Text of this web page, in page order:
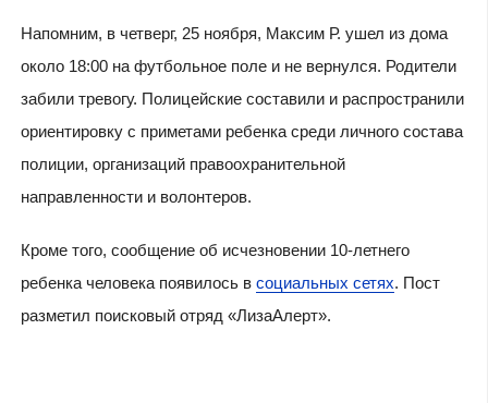
Напомним, в четверг, 25 ноября, Максим Р. ушел из дома
около 18:00 на футбольное поле и не вернулся. Родители
забили тревогу. Полицейские составили и распространили
ориентировку с приметами ребенка среди личного состава
полиции, организаций правоохранительной
направленности и волонтеров.
Кроме того, сообщение об исчезновении 10-летнего
ребенка человека появилось в социальных сетях. Пост
разметил поисковый отряд «ЛизаАлерт».